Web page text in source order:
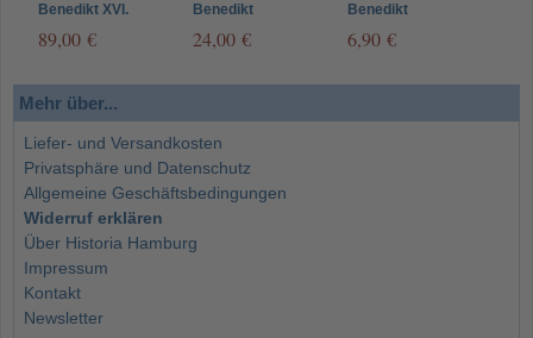
Benedikt XVI.
Jahrgänge
89,00 €
Benedikt
24,00 €
Benedikt
6,90 €
Mehr über...
Liefer- und Versandkosten
Privatsphäre und Datenschutz
Allgemeine Geschäftsbedingungen
Widerruf erklären
Über Historia Hamburg
Impressum
Kontakt
Newsletter